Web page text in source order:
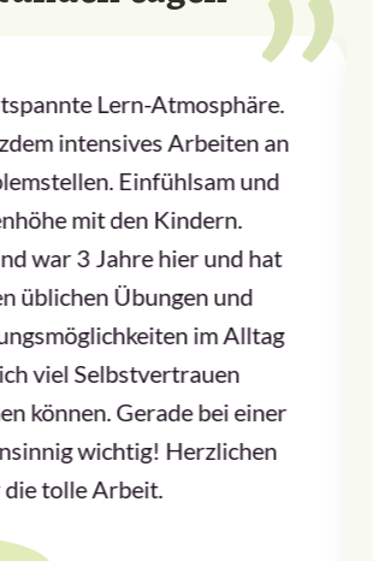
Lern-Atmosphäre.
intensives Arbeiten an
Einfühlsam und
mit den Kindern.
war 3 Jahre hier und hat
üblichen Übungen und
im Alltag
viel Selbstvertrauen
können. Gerade bei einer
wichtig! Herzlichen
tolle Arbeit.